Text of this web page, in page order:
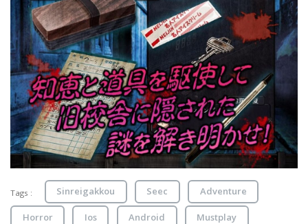
Tags : Sinreigakkou Seec Adventure
Horror Ios Android Mustplay